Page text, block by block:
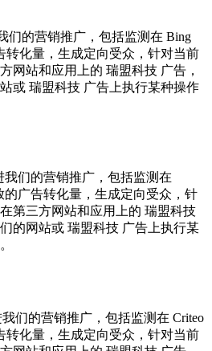
们的营销推广，包括监测在 Bing
转化量，生成定向受众，针对当前
网站和应用上的 瑞盟科技 广告，
或 瑞盟科技 广告上执行某种操作
我们的营销推广，包括监测在
的广告转化量，生成定向受众，针
第三方网站和应用上的 瑞盟科技
的网站或 瑞盟科技 广告上执行某
们的营销推广，包括监测在 Criteo
转化量，生成定向受众，针对当前